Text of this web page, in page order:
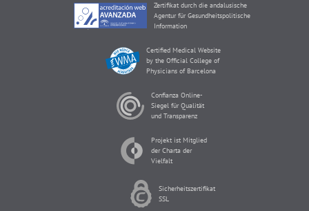
Zertifikat durch die andalusische
Agentur für Gesundheitspolitische
Information
Certified Medical Website
by the Official College of
Physicians of Barcelona
Confianza Online-
Siegel für Qualität
und Transparenz
Projekt ist Mitglied
der Charta der
Vielfalt
Sicherheitszertifikat
SSL